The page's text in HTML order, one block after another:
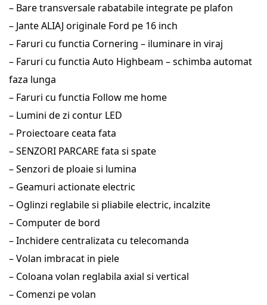
– Bare transversale rabatabile integrate pe plafon
– Jante ALIAJ originale Ford pe 16 inch
– Faruri cu functia Cornering – iluminare in viraj
– Faruri cu functia Auto Highbeam – schimba automat
faza lunga
– Faruri cu functia Follow me home
– Lumini de zi contur LED
– Proiectoare ceata fata
– SENZORI PARCARE fata si spate
– Senzori de ploaie si lumina
– Geamuri actionate electric
– Oglinzi reglabile si pliabile electric, incalzite
– Computer de bord
– Inchidere centralizata cu telecomanda
– Volan imbracat in piele
– Coloana volan reglabila axial si vertical
– Comenzi pe volan